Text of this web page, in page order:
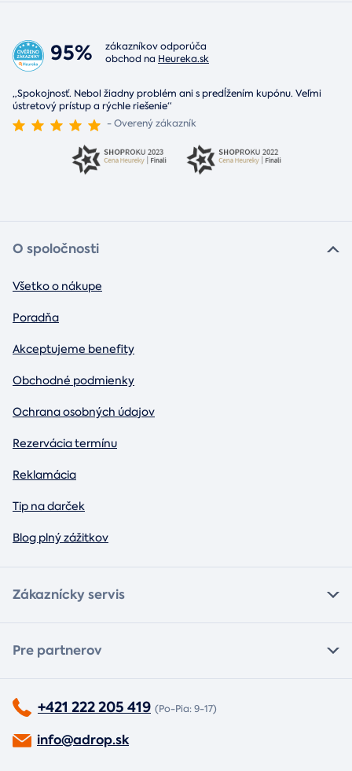
95%
zákazníkov odporúča
obchod na Heureka.sk
„Spokojnosť. Nebol žiadny problém ani s predĺžením kupónu. Veľmi
ústretový prístup a rýchle riešenie“
- Overený zákazník
O spoločnosti
Všetko o nákupe
Poradňa
Akceptujeme benefity
Obchodné podmienky
Ochrana osobných údajov
Rezervácia termínu
Reklamácia
Tip na darček
Blog plný zážitkov
Zákaznícky servis
Pre partnerov
+421 222 205 419 (Po-Pia: 9-17)
info@adrop.sk